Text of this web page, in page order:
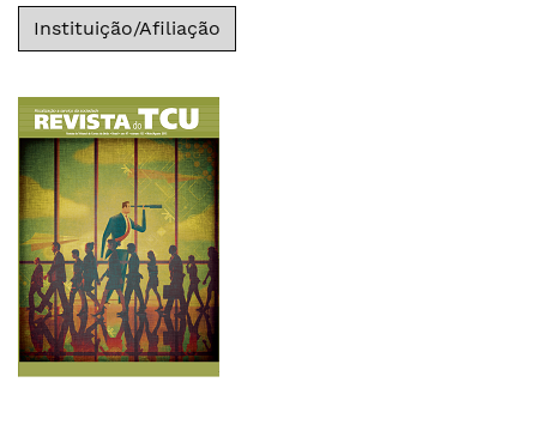
Instituição/Afiliação